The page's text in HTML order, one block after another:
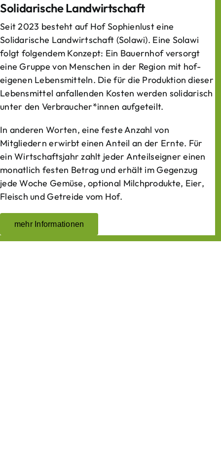
Solidarische Landwirtschaft
Seit 2023 besteht auf Hof Sophienlust eine
Solidarische Landwirtschaft (Solawi). Eine Solawi
folgt folgendem Konzept: Ein Bauern­hof versorgt
eine Gruppe von Menschen in der Region mit hof­
eigenen Lebens­mitteln. Die für die Produktion dieser
Lebens­mittel anfallenden Kosten werden solidarisch
unter den Verbraucher*­innen aufgeteilt.
In anderen Worten, eine feste Anzahl von
Mitgliedern erwirbt einen Anteil an der Ernte. Für
ein Wirtschaftsjahr zahlt jeder Anteilseigner einen
monatlich festen Betrag und erhält im Gegenzug
jede Woche Gemüse, optional Milchprodukte, Eier,
Fleisch und Getreide vom Hof.
mehr Informationen